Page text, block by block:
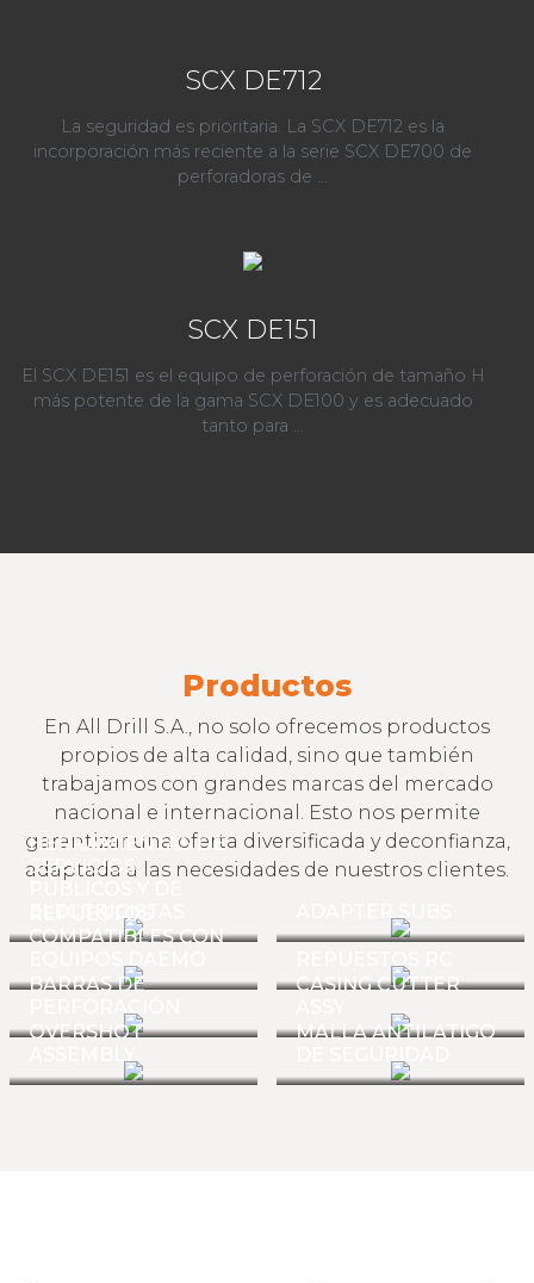
SCX DE712
La seguridad es prioritaria. La SCX DE712 es la
incorporación más reciente a la serie SCX DE700 de
perforadoras de ...
SCX DE151
El SCX DE151 es el equipo de perforación de tamaño H
más potente de la gama SCX DE100 y es adecuado
tanto para ...
Productos
En All Drill S.A., no solo ofrecemos productos
propios de alta calidad, sino que también
trabajamos con grandes marcas del mercado
nacional e internacional. Esto nos permite
garantizar una oferta diversificada y deconfianza,
adaptada a las necesidades de nuestros clientes.
HERRAMIENTAS DE
SERVICIOS
REPUESTOS
COMPATIBLES CON
BARRAS DE
CASING CUTTER
OVERSHOT
MALLA ANTILATIGO